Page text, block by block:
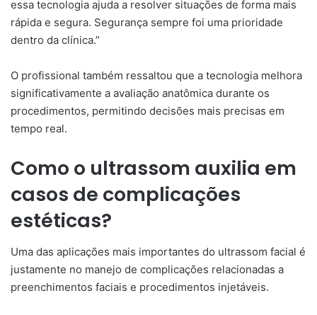
essa tecnologia ajuda a resolver situações de forma mais
rápida e segura. Segurança sempre foi uma prioridade
dentro da clínica.”
O profissional também ressaltou que a tecnologia melhora
significativamente a avaliação anatômica durante os
procedimentos, permitindo decisões mais precisas em
tempo real.
Como o ultrassom auxilia em
casos de complicações
estéticas?
Uma das aplicações mais importantes do ultrassom facial é
justamente no manejo de complicações relacionadas a
preenchimentos faciais e procedimentos injetáveis.